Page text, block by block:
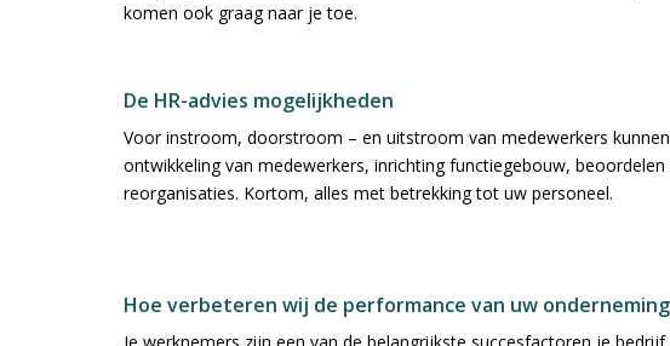
komen ook graag naar je toe.
De HR-advies mogelijkheden
Voor instroom, doorstroom – en uitstroom van medewerkers
ontwikkeling van medewerkers, inrichting functiegebouw,
reorganisaties. Kortom, alles met betrekking tot uw personeel.
Hoe verbeteren wij de performance van uw